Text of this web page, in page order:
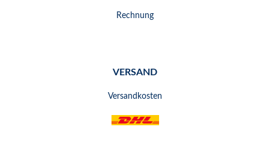
Rechnung
VERSAND
Versandkosten